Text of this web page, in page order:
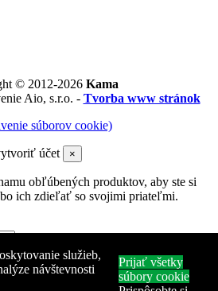
služieb,
návštevnosti
Prijať všetky
súbory cookie
© 2012-2026 Kama
Aio, s.r.o. - Tvorba www stránok
súborov cookie)
účet ×
obľúbených produktov, aby ste si
ich zdieľať so svojimi priateľmi.